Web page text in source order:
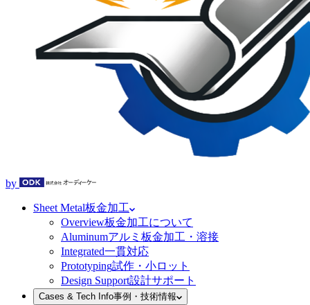
by
Sheet Metal板金加工
Overview板金加工について
Aluminumアルミ板金加工・溶接
Integrated一貫対応
Prototyping試作・小ロット
Design Support設計サポート
Cases & Tech Info事例・技術情報